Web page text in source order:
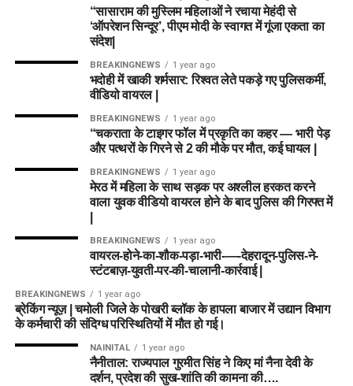
“सासाराम की मुस्लिम महिलाओं ने रचाया मेहंदी से
‘ऑपरेशन सिन्दूर’, पीएम मोदी के स्वागत में गूंजा एकता का
संदेश|
BREAKINGNEWS 1 year ago
भदोही में खाकी शर्मसार: रिश्वत लेते पकड़े गए पुलिसकर्मी,
वीडियो वायरल |
BREAKINGNEWS 1 year ago
“चकराता के टाइगर फॉल में प्रकृति का कहर — भारी पेड़
और पत्थरों के गिरने से 2 की मौके पर मौत, कई घायल |
BREAKINGNEWS 1 year ago
मेरठ में महिला के साथ सड़क पर अश्लील हरकत करने
वाला युवक वीडियो वायरल होने के बाद पुलिस की गिरफ्त में
BREAKINGNEWS 1 year ago
वायरल-होने-का-शौक-पड़ा-भारी-—-देहरादून-पुलिस-ने-
स्टंटबाज़-युवती-पर-की-चालानी-कार्रवाई |
BREAKINGNEWS 1 year ago
ब्रेकिंग न्यूज़ | चमोली जिले के पोखरी ब्लॉक के हापला बाजार में उद्यान विभाग
के कर्मचारी की संदिग्ध परिस्थितियों में मौत हो गई।
NAINITAL 1 year ago
नैनीताल: राज्यपाल गुरमीत सिंह ने किए मां नैना देवी के
दर्शन, प्रदेश की सुख-शांति की कामना की….